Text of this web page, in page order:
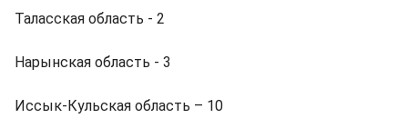
Таласская область - 2
Нарынская область - 3
Иссык-Кульская область – 10